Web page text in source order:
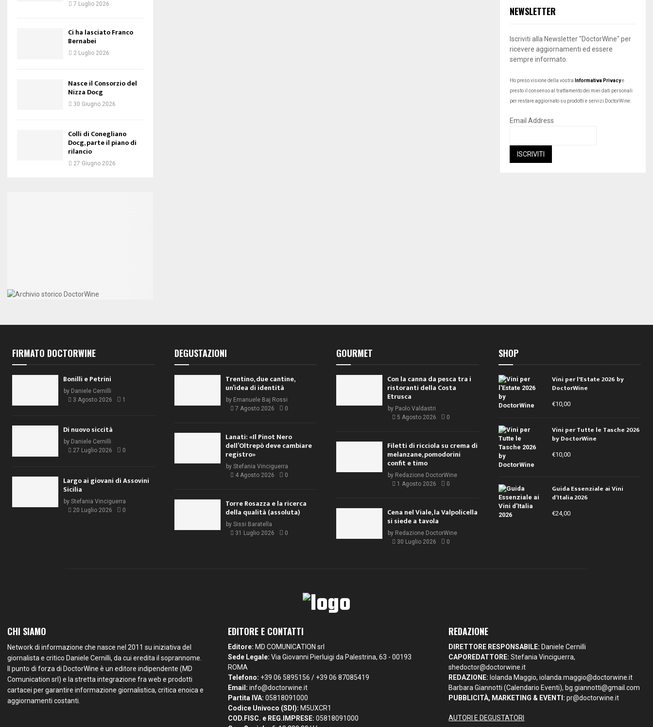
7 Luglio 2026
Ci ha lasciato Franco
Bernabei
2 Luglio 2026
Nasce il Consorzio del
Nizza Docg
30 Giugno 2026
Colli di Conegliano
Docg, parte il piano di
rilancio
27 Giugno 2026
NEWSLETTER
Iscriviti alla Newsletter "DoctorWine" per
ricevere aggiornamenti ed essere
sempre informato.
Ho preso visione della vostra Informativa Privacye
presto il consenso al trattamento dei miei dati personali
per restare aggiornato su prodotti e servizi DoctorWine.
Email Address
FIRMATO DOCTORWINE
Bonilli e Petrini
by Daniele Cernilli
3 Agosto 2026
1
Di nuovo siccità
by Daniele Cernilli
27 Luglio 2026
0
Largo ai giovani di Assovini
Sicilia
by Stefania Vinciguerra
20 Luglio 2026
0
DEGUSTAZIONI
Trentino, due cantine,
un’idea di identità
by Emanuele Baj Rossi
7 Agosto 2026
0
Lanati: «Il Pinot Nero
dell’Oltrepò deve cambiare
registro»
by Stefania Vinciguerra
4 Agosto 2026
0
Torre Rosazza e la ricerca
della qualità (assoluta)
by Sissi Baratella
31 Luglio 2026
0
GOURMET
Con la canna da pesca tra i
ristoranti della Costa
Etrusca
by Paolo Valdastri
5 Agosto 2026
0
Filetti di ricciola su crema di
melanzane, pomodorini
confit e timo
by Redazione DoctorWine
1 Agosto 2026
0
Cena nel Viale, la Valpolicella
si siede a tavola
by Redazione DoctorWine
30 Luglio 2026
0
SHOP
Vini per l'Estate 2026 by
DoctorWine
€10,00
Vini per Tutte le Tasche 2026
by DoctorWine
€10,00
Guida Essenziale ai Vini
d’Italia 2026
€24,00
CHI SIAMO
Network di informazione che nasce nel 2011 su iniziativa del
giornalista e critico Daniele Cernilli, da cui eredita il soprannome.
Il punto di forza di DoctorWine è un editore indipendente (MD
Comunication srl) e la stretta integrazione fra web e prodotti
cartacei per garantire informazione giornalistica, critica enoica e
aggiornamenti costanti.
EDITORE E CONTATTI
Editore: MD COMUNICATION srl
Sede Legale: Via Giovanni Pierluigi da Palestrina, 63 - 00193
ROMA
Telefono: +39 06 5895156 / +39 06 87085419
Email: info@doctorwine.it
Partita IVA: 05818091000
Codice Univoco (SDI): M5UXCR1
COD.FISC. e REG.IMPRESE: 05818091000
REDAZIONE
DIRETTORE RESPONSABILE: Daniele Cernilli
CAPOREDATTORE: Stefania Vinciguerra,
shedoctor@doctorwine.it
REDAZIONE: Iolanda Maggio,iolanda.maggio@doctorwine.it
Barbara Giannotti (Calendario Eventi), bg.giannotti@gmail.com
PUBBLICITÀ, MARKETING & EVENTI: pr@doctorwine.it
AUTORI E DEGUSTATORI